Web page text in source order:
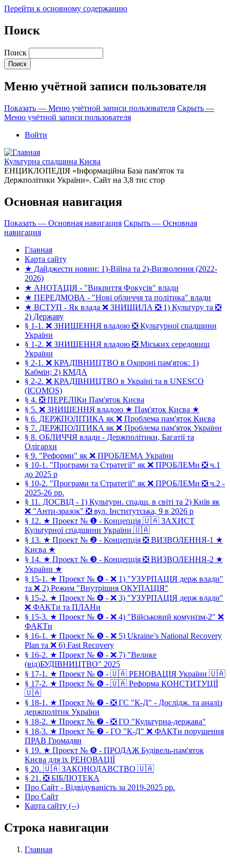
Перейти к основному содержанию
Поиск
Поиск
Меню учётной записи пользователя
Показать — Меню учётной записи пользователя Скрыть —
Меню учётной записи пользователя
Войти
Культурна спадщина Києва
ЕНЦИКЛОПЕДІЯ «Інформаційна База пам'яток та
Держполітики України». Сайт на 3,8 тис стор
Основная навигация
Показать — Основная навигация Скрыть — Основная
навигация
Главная
Карта сайту
★ Дайджести новин: 1)-Війна та 2)-Визволення (2022-
2026)
★ АНОТАЦІЯ - "Викриття Фокусів" влади
★ ПЕРЕДМОВА - "Нові обличчя та політика" влади
★ ВСТУП - Як влада ❌ ЗНИЩИЛА ❎ 1) Культуру та ❎
2) Державу
§ 1-1. ❌ ЗНИЩЕННЯ владою ❎ Культурної спадщини
України
§ 1-2. ❌ ЗНИЩЕННЯ владою ❎ Міських середовищ
України
§ 2-1. ❌ КРАДІВНИЦТВО в Охороні пам'яток: 1)
Кабмін; 2) КМДА
§ 2-2. ❌ КРАДІВНИЦТВО в Україні та в UNESCO
(ICOMOS)
§ 4. ❎ ПЕРЕЛІКи Пам'яток Києва
§ 5. ❌ ЗНИЩЕННЯ владою ★ Пам'яток Києва ★
§ 6. ДЕРЖПОЛІТИКА як ❌ Проблема пам'яток Києва
§ 7. ДЕРЖПОЛІТИКА як ❌ Проблема пам'яток України
§ 8. ОБЛИЧЧЯ влади - Держполітики, Багатії та
Олігархи
§ 9. "Реформи" як ❌ ПРОБЛЕМА України
§ 10-1. "Програми та Стратегії" як ❌ ПРОБЛЕМи ❎ ч.1
до 2025 р
§ 10-2. "Програми та Стратегії" як ❌ ПРОБЛЕМи ❎ ч.2 -
2025-26 рр.
§ 11. ДОСВІД - 1) Культурн. спадщ. в світі та 2) Київ як
❌ "Анти-зразок" ❎ вул. Інститутська, 9 в 2026 р
§ 12. ★ Проект № ❶ - Концепція 🇺🇦 ЗАХИСТ
Культурної спадщини України 🇺🇦
§ 13. ★ Проект № ❷ - Концепція ❎ ВИЗВОЛЕННЯ-1 ★
Києва ★
§ 14. ★ Проект № ❸ - Концепція ❎ ВИЗВОЛЕННЯ-2 ★
України ★
§ 15-1. ★ Проект № ❹ - ❌ 1) "УЗУРПАЦІЯ держ влади"
та ❌ 2) Режим "Внутрішня ОКУПАЦІЯ"
§ 15-2. ★ Проект № ❹ - ❌ 3) "УЗУРПАЦІЯ держ влади"
❌ ФАКТи та ПЛАНи
§ 15-3. ★ Проект № ❹ - ❌ 4) "Військовий комунізм-2" ❌
ФАКТи
§ 16-1. ★ Проект № ❺ - ❌ 5) Ukraine’s National Recovery
Plan та ❌ 6) Fast Recovery
§ 16-2. ★ Проект № ❺ - ❌ 7) "Велике
(від)БУДІВНИЦТВО" 2025
§ 17-1. ★ Проект № ❻ - 🇺🇦 РЕНОВАЦІЯ України 🇺🇦
§ 17-2. ★ Проект № ❻ - 🇺🇦 Реформа КОНСТИТУЦІЇ
🇺🇦
§ 18-1. ★ Проект № ❼ - ❎ ГС "К-Д" - Дослідж. та аналіз
держполітик України
§ 18-2. ★ Проект № ❼ - ❎ ГО "Культурна-держава"
§ 18-3. ★ Проект № ❼ - ГО "К-Д" ❌ ФАКТи порушення
ПРАВ Громадян
§ 19. ★ Проект № ❽ - ПРОДАЖ Будівель-пам'яток
Києва для їх РЕНОВАЦІЇ
§ 20. 🇺🇦 ЗАКОНОДАВСТВО 🇺🇦
§ 21. ❎ БІБЛІОТЕКА
Про Сайт - Відвідуваність за 2019-2025 рр.
Про Сайт
Карта сайту (--)
Строка навигации
Главная